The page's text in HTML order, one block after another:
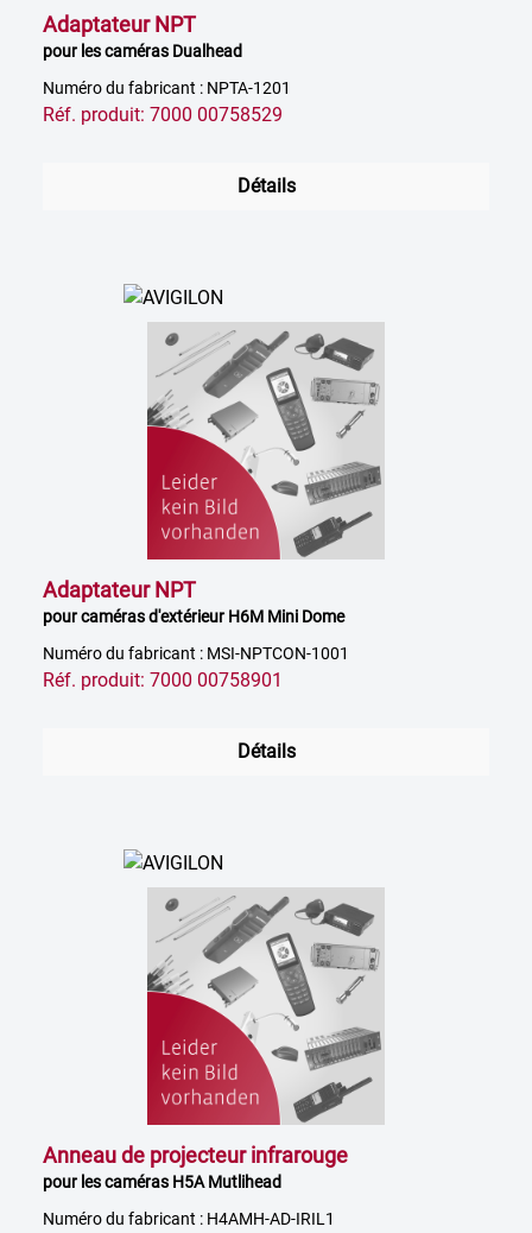
Adaptateur NPT
pour les caméras Dualhead
Numéro du fabricant : NPTA-1201
Réf. produit: 7000 00758529
Détails
Adaptateur NPT
pour caméras d'extérieur H6M Mini Dome
Numéro du fabricant : MSI-NPTCON-1001
Réf. produit: 7000 00758901
Détails
Anneau de projecteur infrarouge
pour les caméras H5A Mutlihead
Numéro du fabricant : H4AMH-AD-IRIL1